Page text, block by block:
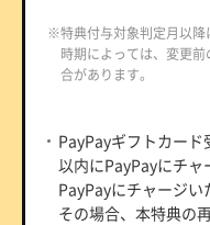
※特典付与対象判定月以降
時期によっては、変更
合があります。
PayPayギフトカー
以内にPayPayにチ
PayPayにチャージい
その場合、本特典の